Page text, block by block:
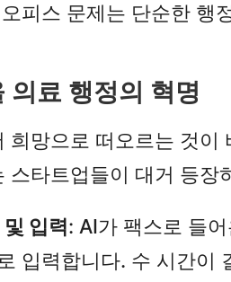
피스 문제는 단순한 행
의료 행정의 혁명
희망으로 떠오르는 것
스타트업들이 대거 등
입력: AI가 팩스로 들
입력합니다. 수 시간이